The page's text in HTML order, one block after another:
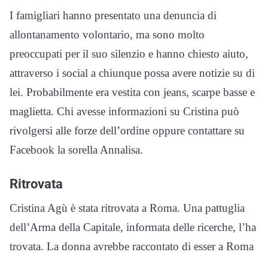
I famigliari hanno presentato una denuncia di
allontanamento volontario, ma sono molto
preoccupati per il suo silenzio e hanno chiesto aiuto,
attraverso i social a chiunque possa avere notizie su di
lei. Probabilmente era vestita con jeans, scarpe basse e
maglietta. Chi avesse informazioni su Cristina può
rivolgersi alle forze dell’ordine oppure contattare su
Facebook la sorella Annalisa.
Ritrovata
Cristina Agù è stata ritrovata a Roma. Una pattuglia
dell’Arma della Capitale, informata delle ricerche, l’ha
trovata. La donna avrebbe raccontato di esser a Roma